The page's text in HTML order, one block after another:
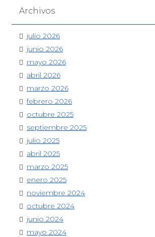
Archivos
julio 2026
junio 2026
mayo 2026
abril 2026
marzo 2026
febrero 2026
octubre 2025
septiembre 2025
julio 2025
abril 2025
marzo 2025
enero 2025
noviembre 2024
octubre 2024
junio 2024
mayo 2024